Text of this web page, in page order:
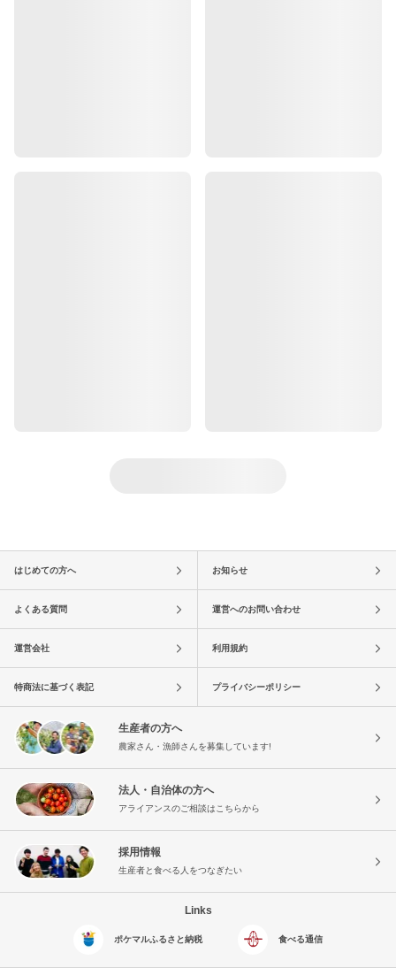
はじめての方へ お知らせ
よくある質問 運営へのお問い合わせ
運営会社 利用規約
特商法に基づく表記 プライバシーポリシー
生産者の方へ
農家さん・漁師さんを募集しています!
法人・自治体の方へ
アライアンスのご相談はこちらから
採用情報
生産者と食べる人をつなぎたい
Links
ポケマルふるさと納税 食べる通信